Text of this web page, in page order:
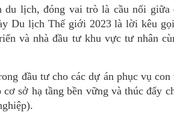
lịch, đóng vai trò là cầu nối giữa
Du lịch Thế giới 2023 là lời kêu
và nhà đầu tư khu vực tư nhân
đầu tư cho các dự án phục vụ
sở hạ tầng bền vững và thúc đẩy